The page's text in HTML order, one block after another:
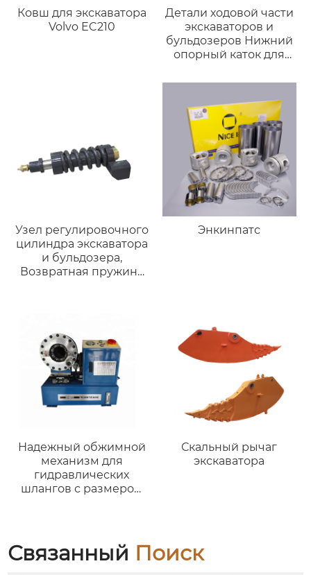
Ковш для экскаватора
Volvo EC210
Детали ходовой части
экскаваторов и
бульдозеров Нижний
опорный каток для
D9G D9H D9L PC40
Узел регулировочного
цилиндра экскаватора
и бульдозера,
Возвратная пружина
Энкинпатс
Надежный обжимной
механизм для
гидравлических
шлангов с размером
Скальный рычаг
экскаватора
Связанный Поиск